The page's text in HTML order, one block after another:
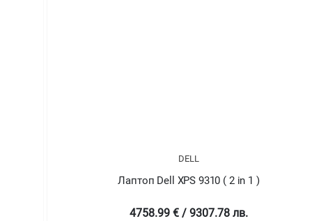
Лаптоп Dell XPS 9310 ( 2 in 1 )
4758.99 € / 9307.78 лв.